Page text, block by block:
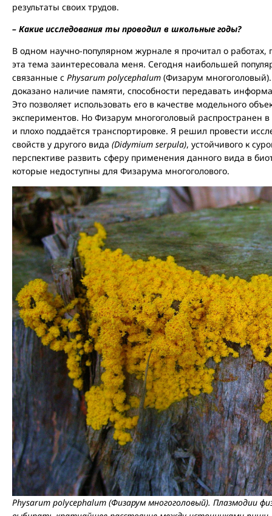
результаты своих трудов.
– Какие исследования ты проводил в школьные годы?
В одном научно-популярном журнале я прочитал о
эта тема заинтересовала меня. Сегодня наибольшей
связанные с Physarum polycephalum (Физарум
доказано наличие памяти, способности передавать
Это позволяет использовать его в качестве модельного
экспериментов. Но Физарум многоголовый распространен
и плохо поддаётся транспортировке. Я решил провести
свойств у другого вида (Didymium serpula), устойчивого к
перспективе развить сферу применения данного вида в
которые недоступны для Физарума многоголового.
Physarum polycephalum (Физарум многоголовый). Плазмодии